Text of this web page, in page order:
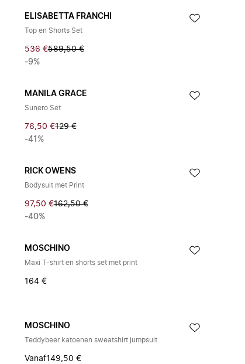
ELISABETTA FRANCHI
Top en Shorts Set
536 €589,50 €
-9%
MANILA GRACE
Sunero Set
76,50 €129 €
-41%
RICK OWENS
Bodysuit met Print
97,50 €162,50 €
-40%
MOSCHINO
Maxi T-shirt en shorts set met print
164 €
MOSCHINO
Teddybeer katoenen sweatshirt jumpsuit
Vanaf149,50 €